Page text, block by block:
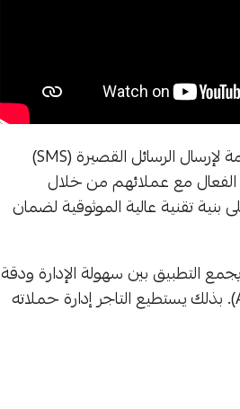
تطبيق شركة كوربت للرسائل النصية يمثل منصة متخصصة تقدم حلولًا متقدمة لإرسال الرسائل القصيرة (SMS)
الفعال مع عملائهم من خلال
بنية تقنية عالية الموثوقية لضمان
التطبيق بين سهولة الإدارة ودقة
التقارير مع إمكانيات الربط التقني المتطور بفضل واجهات برمجة التطبيقات (API). بذلك يستطيع التاجر إدارة حملاته